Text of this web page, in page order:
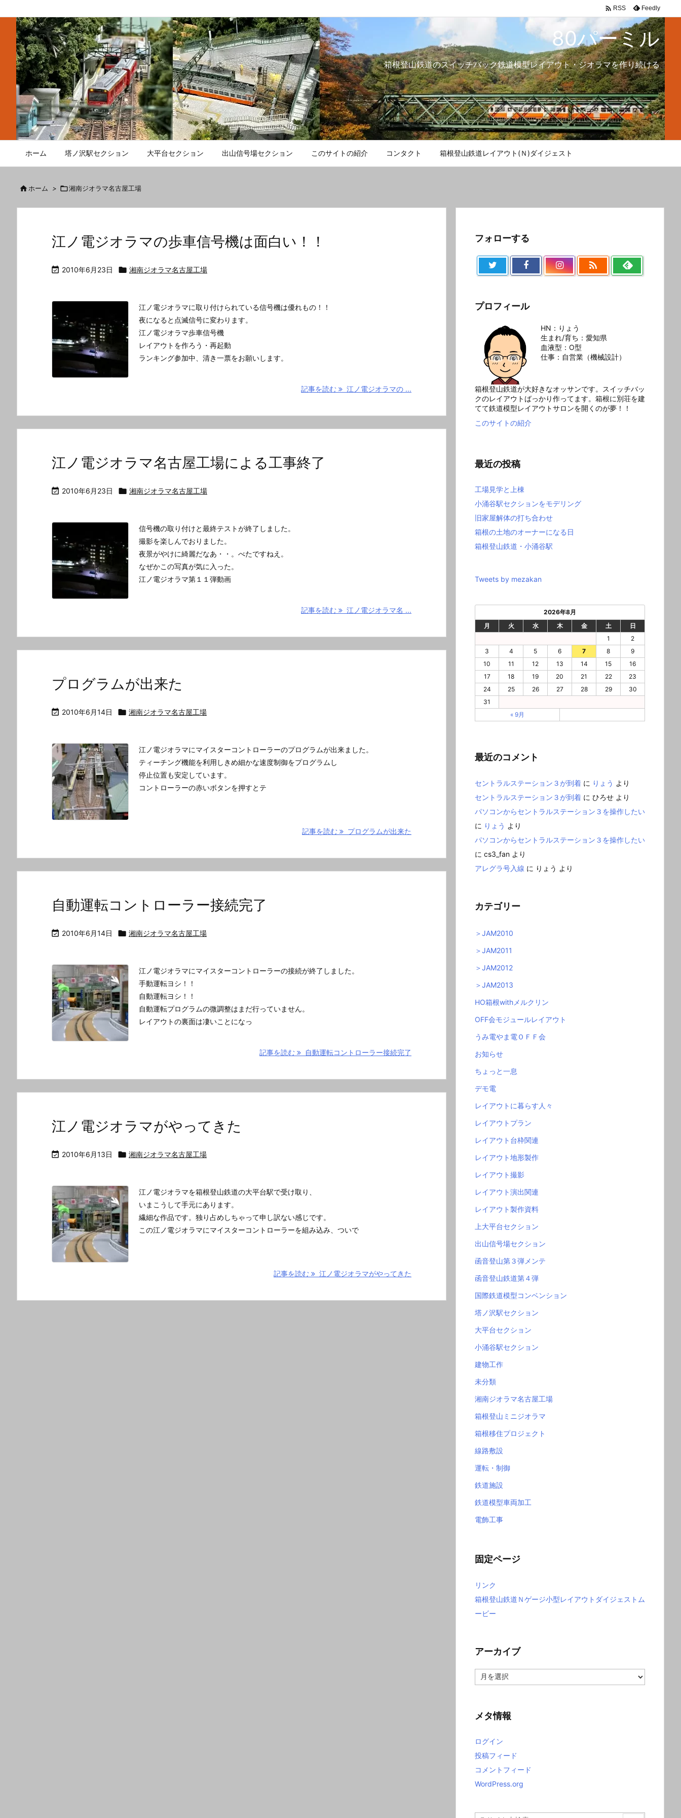
80パーミル
箱根登山鉄道のスイッチバック鉄道模型レイアウト・ジオラマを作り続ける
ホーム 塔ノ沢駅セクション 大平台セクション 出山信号場セクション このサイトの紹介 コンタクト 箱根登山鉄道レイアウト(Ｎ)ダイジェスト
 RSS Feedly
 ホーム > 湘南ジオラマ名古屋工場
江ノ電ジオラマの歩車信号機は面白い！！
 2010年6月23日  湘南ジオラマ名古屋工場
江ノ電ジオラマに取り付けられている信号機は優れもの！！
夜になると点滅信号に変わります。
江ノ電ジオラマ歩車信号機
レイアウトを作ろう・再起動
ランキング参加中、清き一票をお願いします。
記事を読む 江ノ電ジオラマの ...
江ノ電ジオラマ名古屋工場による工事終了
 2010年6月23日  湘南ジオラマ名古屋工場
信号機の取り付けと最終テストが終了しました。
撮影を楽しんでおりました。
夜景がやけに綺麗だなあ・・。べたですねえ。
なぜかこの写真が気に入った。
江ノ電ジオラマ第１１弾動画
記事を読む 江ノ電ジオラマ名 ...
プログラムが出来た
 2010年6月14日  湘南ジオラマ名古屋工場
江ノ電ジオラマにマイスターコントローラーのプログラムが出来ました。
ティーチング機能を利用しきめ細かな速度制御をプログラムし
停止位置も安定しています。
コントローラーの赤いボタンを押すとテ
記事を読む プログラムが出来た
自動運転コントローラー接続完了
 2010年6月14日  湘南ジオラマ名古屋工場
江ノ電ジオラマにマイスターコントローラーの接続が終了しました。
手動運転ヨシ！！
自動運転ヨシ！！
自動運転プログラムの微調整はまだ行っていません。
レイアウトの裏面は凄いことになっ
記事を読む 自動運転コントローラー接続完了
江ノ電ジオラマがやってきた
 2010年6月13日  湘南ジオラマ名古屋工場
江ノ電ジオラマを箱根登山鉄道の大平台駅で受け取り、
いまこうして手元にあります。
繊細な作品です。独り占めしちゃって申し訳ない感じです。
この江ノ電ジオラマにマイスターコントローラーを組み込み、ついで
記事を読む 江ノ電ジオラマがやってきた
フォローする

プロフィール
HN：りょう
生まれ/育ち：愛知県
血液型：O型
仕事：自営業（機械設計）
箱根登山鉄道が大好きなオッサンです。スイッチバッ
クのレイアウトばっかり作ってます。箱根に別荘を建
てて鉄道模型レイアウトサロンを開くのが夢！！
このサイトの紹介
最近の投稿
工場見学と上棟
小涌谷駅セクションをモデリング
旧家屋解体の打ち合わせ
箱根の土地のオーナーになる日
箱根登山鉄道・小涌谷駅
Tweets by mezakan
2026年8月
月
火 水 木 金 土
日
1
2
3
4 5 6 7 8
9
10
11 12 13 14 15
16
17
18 19 20 21 22
23
24
25 26 27 28 29
30
31
« 9月
最近のコメント
セントラルステーション３が到着 に りょう より
セントラルステーション３が到着 に ひろせ より
パソコンからセントラルステーション３を操作したい
に りょう より
パソコンからセントラルステーション３を操作したい
に cs3_fan より
アレグラ号入線 に りょう より
カテゴリー
＞JAM2010
＞JAM2011
＞JAM2012
＞JAM2013
HO箱根withメルクリン
OFF会モジュールレイアウト
うみ電やま電ＯＦＦ会
お知らせ
ちょっと一息
デモ電
レイアウトに暮らす人々
レイアウトプラン
レイアウト台枠関連
レイアウト地形製作
レイアウト撮影
レイアウト演出関連
レイアウト製作資料
上大平台セクション
出山信号場セクション
函音登山第３弾メンテ
函音登山鉄道第４弾
国際鉄道模型コンベンション
塔ノ沢駅セクション
大平台セクション
小涌谷駅セクション
建物工作
未分類
湘南ジオラマ名古屋工場
箱根登山ミニジオラマ
箱根移住プロジェクト
線路敷設
運転・制御
鉄道施設
鉄道模型車両加工
電飾工事
固定ページ
リンク
箱根登山鉄道Ｎゲージ小型レイアウトダイジェストム
ービー
アーカイブ
ー
ブ
メタ情報
ログイン
投稿フィード
コメントフィード
WordPress.org